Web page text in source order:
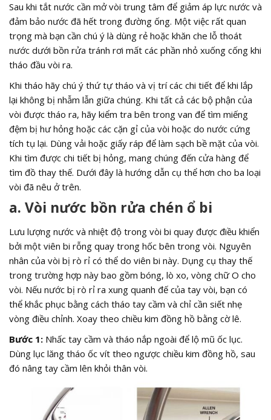
Sau khi tắt nước cần mở vòi trung tâm để giảm áp lực nước và
đảm bảo nước đã hết trong đường ống. Một việc rất quan
trọng mà bạn cần chú ý là dùng rẻ hoặc khăn che lỗ thoát
nước dưới bồn rửa tránh rơi mất các phần nhỏ xuống cống khi
tháo đầu vòi ra.
Khi tháo hãy chú ý thứ tự tháo và vị trí các chi tiết để khi lắp
lại không bị nhẫm lẫn giữa chúng. Khi tất cả các bộ phận của
vòi được tháo ra, hãy kiểm tra bên trong van để tìm miếng
đệm bị hư hỏng hoặc các cặn gỉ của vòi hoặc do nước cứng
tích tụ lại. Dùng vải hoặc giấy ráp để làm sạch bề mặt của vòi.
Khi tìm được chi tiết bị hỏng, mang chúng đến cửa hàng để
tìm đồ thay thế. Dưới đây là hướng dẫn cụ thể hơn cho ba loại
vòi đã nêu ở trên.
a. Vòi nước bồn rửa chén ổ bi
Lưu lượng nước và nhiệt độ trong vòi bi quay được điều khiển
bởi một viên bi rỗng quay trong hốc bên trong vòi. Nguyên
nhân của vòi bị rò rỉ có thể do viên bi này. Dụng cụ thay thế
trong trường hợp này bao gồm bóng, lò xo, vòng chữ O cho
vòi. Nếu nước bị rò rỉ ra xung quanh đế của tay vòi, bạn có
thể khắc phục bằng cách tháo tay cầm và chỉ cần siết nhẹ
vòng điều chỉnh. Xoay theo chiều kim đồng hồ bằng cờ lê.
Bước 1: Nhấc tay cầm và tháo nắp ngoài để lộ mũ ốc lục.
Dùng lục lăng tháo ốc vít theo ngược chiều kim đồng hồ, sau
đó nâng tay cầm lên khỏi thân vòi.